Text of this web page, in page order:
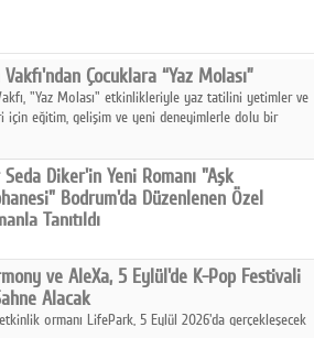
Çocuklara “Yaz Molası”
"Yaz Molası" etkinlikleriyle yaz tatilini yetimler ve
için eğitim, gelişim ve yeni deneyimlerle dolu bir
Seda Diker'in Yeni Romanı "Aşk
Bodrum'da Düzenlenen Özel
Tanıtıldı
13. kitabı “Aşk Kütüphanesi” 6 Ağustos'ta Casa dell'Arte
düzenlenen özel lansmanla okurlarıyla buluştu.
ve AleXa, 5 Eylül'de K-Pop Festivali
Alacak
ormanı LifePark, 5 Eylül 2026'da gerçekleşecek